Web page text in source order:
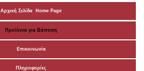
Αρχική Σελίδα Home Page
Προϊόντα για Βάπτιση
Επικοινωνία
Πληροφορίες